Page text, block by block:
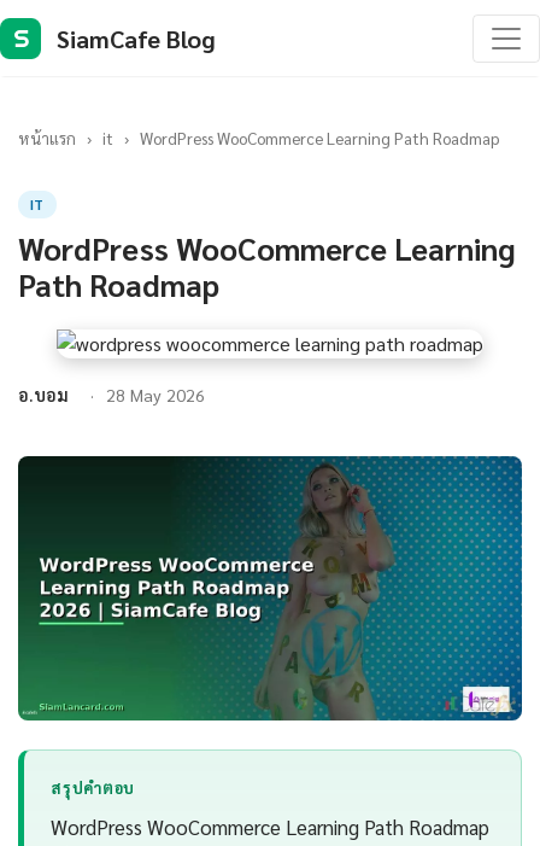
S SiamCafe Blog
หน้าแรก › it › WordPress WooCommerce Learning Path Roadmap
IT
WordPress WooCommerce Learning
Path Roadmap
อ.บอม 28 May 2026
สรุปคำตอบ
WordPress WooCommerce Learning Path Roadmap